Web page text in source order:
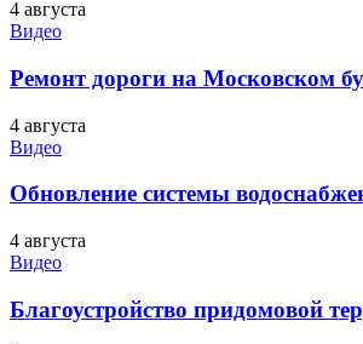
4 августа
Видео
Ремонт дороги на Московском
4 августа
Видео
Обновление системы
4 августа
Видео
Благоустройство придомовой